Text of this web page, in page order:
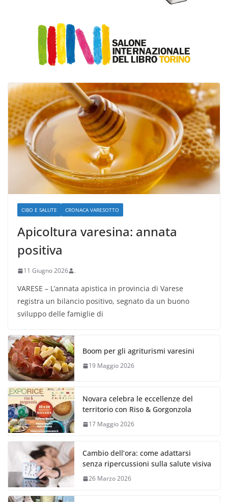
CIBO E SALUTE CRONACA VARESOTTO
Apicoltura varesina: annata
positiva
11 Giugno 2026 .
VARESE – L’annata apistica in provincia di Varese
registra un bilancio positivo, segnato da un buono
sviluppo delle famiglie di
Boom per gli agriturismi varesini
19 Maggio 2026
Novara celebra le eccellenze del
territorio con Riso & Gorgonzola
17 Maggio 2026
Cambio dell’ora: come adattarsi
senza ripercussioni sulla salute visiva
26 Marzo 2026